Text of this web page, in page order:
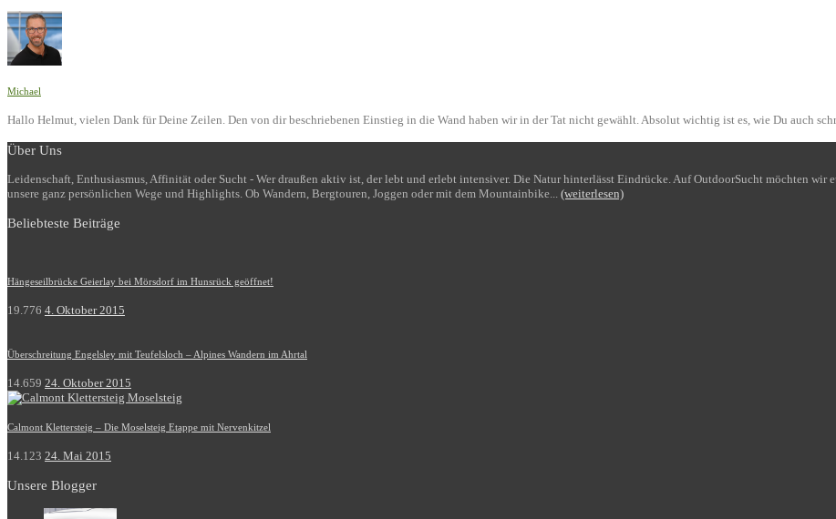
Michael
Hallo Helmut, vielen Dank für Deine Zeilen. Den von dir beschriebenen Einstieg in die Wand haben wir in der Tat nicht gewählt. Absolut wichtig ist es, wie Du auch
Über Uns
Leidenschaft, Enthusiasmus, Affinität oder Sucht - Wer draußen aktiv ist, der lebt und erlebt intensiver. Die Natur hinterlässt Eindrücke. Auf OutdoorSucht möchten wir
unsere ganz persönlichen Wege und Highlights. Ob Wandern, Bergtouren, Joggen oder mit dem Mountainbike... (weiterlesen)
Beliebteste Beiträge
Hängeseilbrücke Geierlay bei Mörsdorf im Hunsrück geöffnet!
19.776 4. Oktober 2015
Überschreitung Engelsley mit Teufelsloch – Alpines Wandern im Ahrtal
14.659 24. Oktober 2015
Calmont Klettersteig – Die Moselsteig Etappe mit Nervenkitzel
14.123 24. Mai 2015
Unsere Blogger